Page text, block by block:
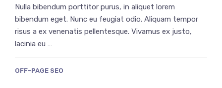
Nulla bibendum porttitor purus, in aliquet lorem
bibendum eget. Nunc eu feugiat odio. Aliquam tempor
risus a ex venenatis pellentesque. Vivamus ex justo,
lacinia eu …
OFF-PAGE SEO